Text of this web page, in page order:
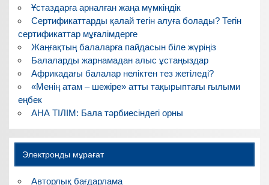
Ұстаздарға арналған жаңа мүмкіндік
Сертификаттарды қалай тегін алуға болады? Тегін
сертификаттар мұғалімдерге
Жаңғақтың балаларға пайдасын біле жүріңіз
Балаларды жарнамадан алыс ұстаңыздар
Африкадағы балалар неліктен тез жетіледі?
«Менің атам – шежіре» атты тақырыптағы ғылыми
еңбек
АНА ТІЛІМ: Бала тәрбиесіндегі орны
Электронды мұрағат
Авторлық бағдарлама